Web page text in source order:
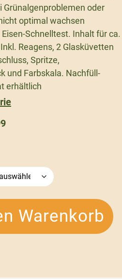
Grünalgenproblemen oder
optimal wachsen
Schnelltest. Inhalt für ca.
Reagens, 2 Glasküvetten
Spritze,
und Farbskala. Nachfüll-
erhältlich
Warenkorb